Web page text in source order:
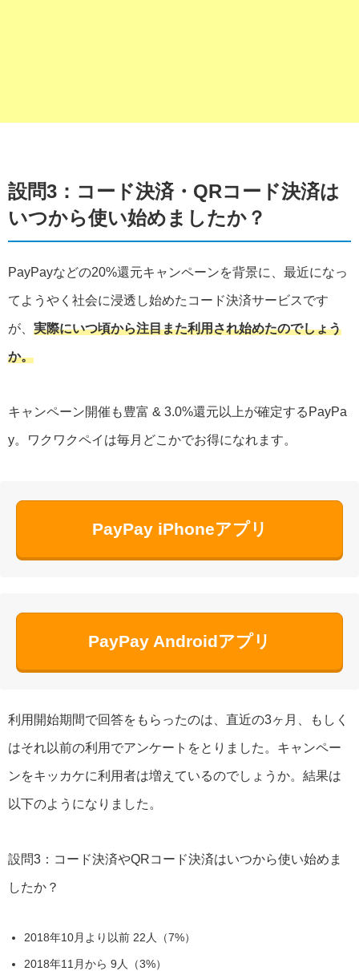
設問3：コード決済・QRコード決済は
いつから使い始めましたか？
PayPayなどの20%還元キャンペーンを背景に、最近になっ
てようやく社会に浸透し始めたコード決済サービスです
が、 実際にいつ頃から注目また利用され始めたのでしょう
か。
キャンペーン開催も豊富 & 3.0%還元以上が確定するPayPa
y。ワクワクペイは毎月どこかでお得になれます。
PayPay iPhoneアプリ
PayPay Androidアプリ
利用開始期間で回答をもらったのは、直近の3ヶ月、もしく
はそれ以前の利用でアンケートをとりました。キャンペー
ンをキッカケに利用者は増えているのでしょうか。結果は
以下のようになりました。
設問3：コード決済やQRコード決済はいつから使い始めま
したか？
2018年10月より以前 22人（7%）
2018年11月から 9人（3%）